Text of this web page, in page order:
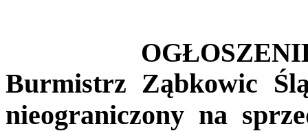
Burmistrz Ząbkowic
nieograniczony na